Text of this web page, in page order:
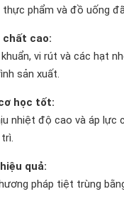
phẩm và đồ uống
chất cao:
khuẩn, vi rút và các hạt
sản xuất.
học tốt:
nhiệt độ cao và áp
quả:
pháp tiệt trùng